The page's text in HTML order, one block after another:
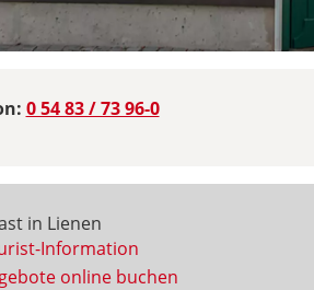
0 54 83 / 73 96-0
in Lienen
Information
online buchen